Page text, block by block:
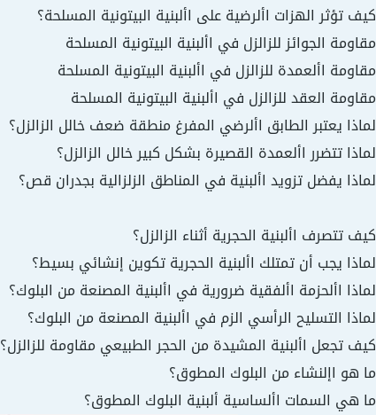
كيف تؤثر الهزات األرضية على األبنية البيتونية المسلحة؟
مقاومة الجوائز للزالزل في األبنية البيتونية المسلحة
مقاومة األعمدة للزالزل في األبنية البيتونية المسلحة
مقاومة العقد للزالزل في األبنية البيتونية المسلحة
لماذا يعتبر الطابق األرضي المفرغ منطقة ضعف خالل الزالزل؟
لماذا تتضرر األعمدة القصيرة بشكل كبير خالل الزالزل؟
لماذا يفضل تزويد األبنية في المناطق الزلزالية بجدران قص؟
كيف تتصرف األبنية الحجرية أثناء الزالزل؟
لماذا يجب أن تمتلك األبنية الحجرية تكوين إنشائي بسيط؟
لماذا األحزمة األفقية ضرورية في األبنية المصنعة من البلوك؟
لماذا التسليح الرأسي الزم في األبنية المصنعة من البلوك؟
كيف تجعل األبنية المشيدة من الحجر الطبيعي مقاومة للزالزل؟
ما هو اإلنشاء من البلوك المطوق؟
ما هي السمات األساسية ألبنية البلوك المطوق؟